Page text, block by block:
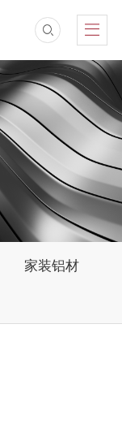
家装铝材